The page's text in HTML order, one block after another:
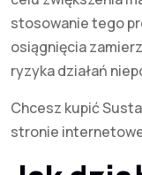
stosowanie tego
osiągnięcia
ryzyka działań
Chcesz kupić
stronie